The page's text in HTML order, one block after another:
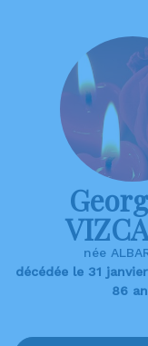
née
décédée le 31
86